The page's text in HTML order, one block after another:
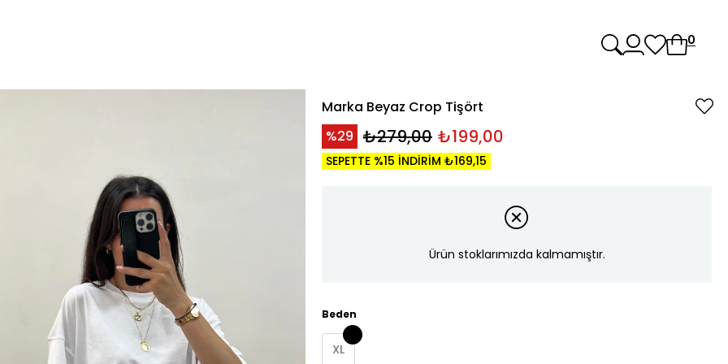
0
Marka Beyaz Crop Tişört
29 ₺279,00 ₺199,00
SEPETTE %15 İNDİRİM ₺169,15
Ürün stoklarımızda kalmamıştır.
Beden
XL